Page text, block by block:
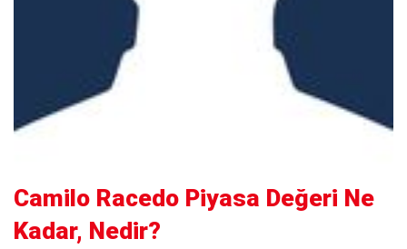
Camilo Racedo Piyasa Değeri Ne
Kadar, Nedir?